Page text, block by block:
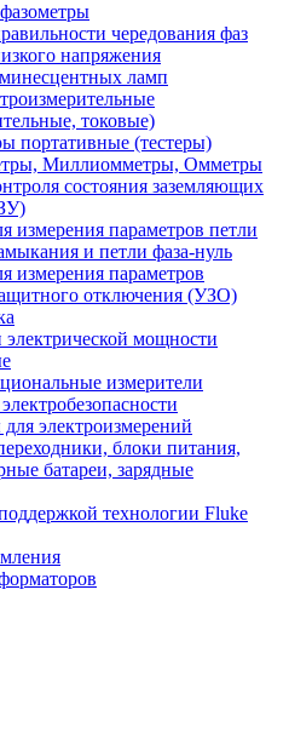
чередования фаз
напряжения
ламп
токовые)
портативные (тестеры)
Миллиомметры, Омметры
состояния заземляющих
измерения параметров петли
и петли фаза-нуль
измерения параметров
отключения (УЗО)
мощности
измерители
электроизмерений
блоки питания,
батареи, зарядные
технологии Fluke